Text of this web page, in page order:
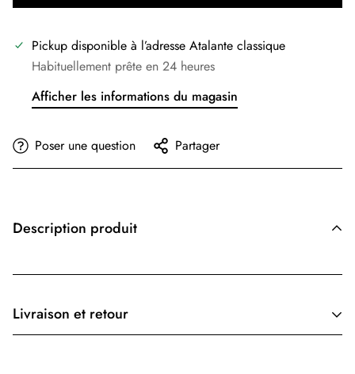
Pickup disponible à l’adresse Atalante classique
Habituellement prête en 24 heures
Afficher les informations du magasin
Poser une question Partager
Description produit
Livraison et retour